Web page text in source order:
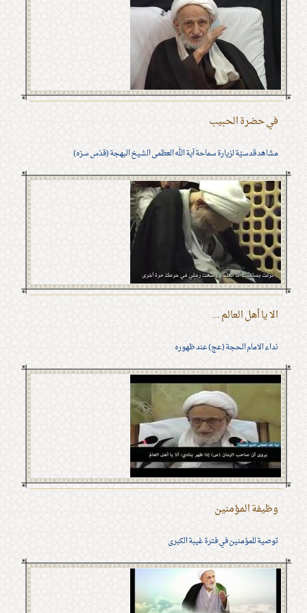
في حضرة الحبيب
مشاهد قدسيّة لزيارة سماحة آية الله العظمى الشيخ البهجة (قدّس سرّه)
الا يا أهل العالم ...
نداء الامام الحجة (عج) عند ظهوره
وظيفة المؤمنين
توصية للمؤمنين في فترة غيبة الكبرى